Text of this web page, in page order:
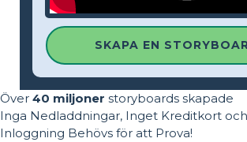
SKAPA EN
Över 40 miljoner storyboards skapade
Inga Nedladdningar, Inget Kreditkort
Inloggning Behövs för att Prova!